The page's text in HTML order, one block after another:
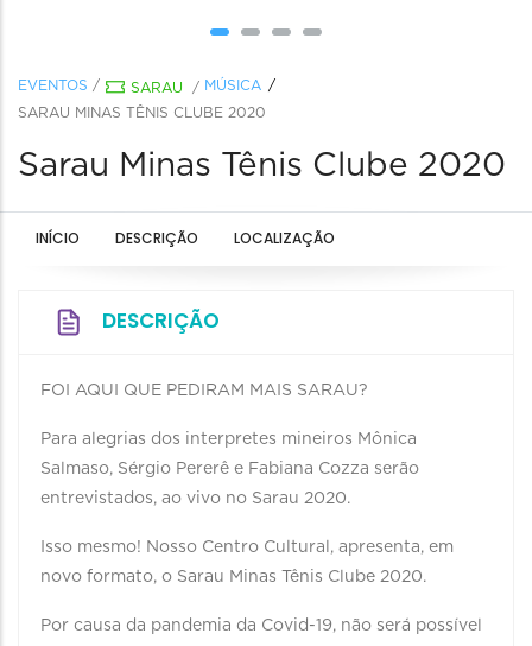
EVENTOS / SARAU / MÚSICA
SARAU MINAS TÊNIS CLUBE 2020
Sarau Minas Tênis Clube 2020
INÍCIO DESCRIÇÃO LOCALIZAÇÃO
DESCRIÇÃO
FOI AQUI QUE PEDIRAM MAIS SARAU?⠀
Para alegrias dos interpretes mineiros Mônica
Salmaso, Sérgio Pererê e Fabiana Cozza serão
entrevistados, ao vivo no Sarau 2020.⠀ ⠀
Isso mesmo! Nosso Centro Cultural, apresenta, em
novo formato, o Sarau Minas Tênis Clube 2020.
Por causa da pandemia da Covid-19, não será possível